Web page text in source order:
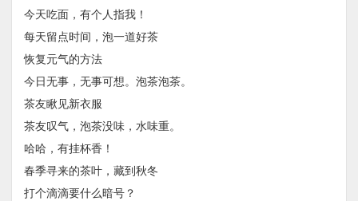
今天吃面，有个人指我！
每天留点时间，泡一道好茶
恢复元气的方法
今日无事，无事可想。泡茶泡茶。
茶友瞅见新衣服
茶友叹气，泡茶没味，水味重。
哈哈，有挂杯香！
春季寻来的茶叶，藏到秋冬
打个滴滴要什么暗号？